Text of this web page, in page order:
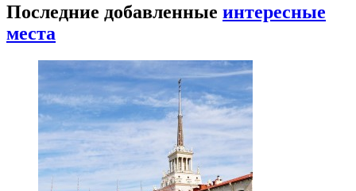
Последние добавленные интересные
места